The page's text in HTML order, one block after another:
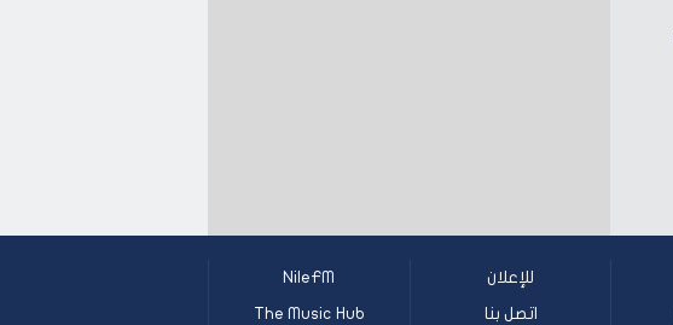
للإعلان
اتصل بنا
NileFM
The Music Hub